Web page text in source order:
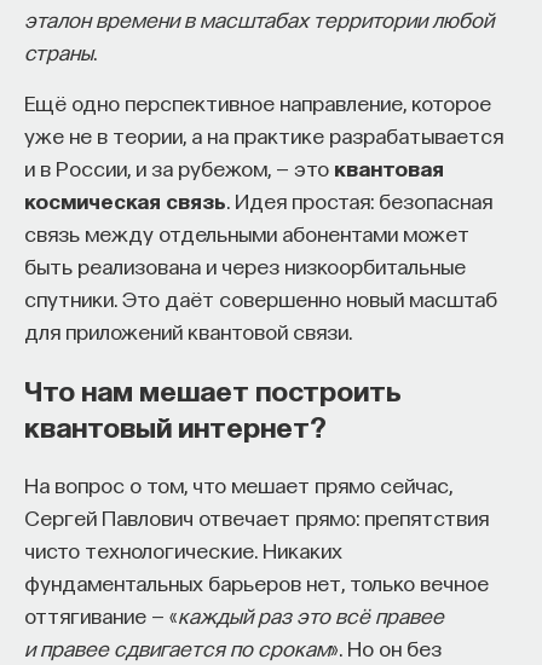
эталон времени в масштабах территории любой
страны.
Ещё одно перспективное направление, которое
уже не в теории, а на практике разрабатывается
и в России, и за рубежом, — это квантовая
космическая связь . Идея простая: безопасная
связь между отдельными абонентами может
быть реализована и через низкоорбитальные
спутники. Это даёт совершенно новый масштаб
для приложений квантовой связи.
Что нам мешает построить
квантовый интернет?
На вопрос о том, что мешает прямо сейчас,
Сергей Павлович отвечает прямо: препятствия
чисто технологические. Никаких
фундаментальных барьеров нет, только вечное
оттягивание — «каждый раз это всё правее
и правее сдвигается по срокам». Но он без